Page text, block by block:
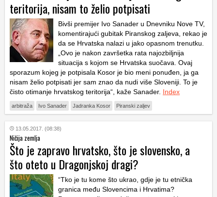
teritorija, nisam to želio potpisati
Bivši premijer Ivo Sanader u Dnevniku Nove TV,
komentirajući gubitak Piranskog zaljeva, rekao je
da se Hrvatska nalazi u jako opasnom trenutku.
„Ovo je nakon završetka rata najozbiljnija
situacija s kojom se Hrvatska suočava. Ovaj
sporazum kojeg je potpisala Kosor je bio meni ponuđen, ja ga
nisam želio potpisati jer sam znao da nudi više Sloveniji. To je
čisto otimanje hrvatskog teritorija“, kaže Sanader. Index
arbitraža Ivo Sanader Jadranka Kosor Piranski zaljev
13.05.2017. (08:38)
Ničija zemlja
Što je zapravo hrvatsko, što je slovensko, a
što oteto u Dragonjskoj dragi?
“Tko je tu kome što ukrao, gdje je tu etnička
granica među Slovencima i Hrvatima?